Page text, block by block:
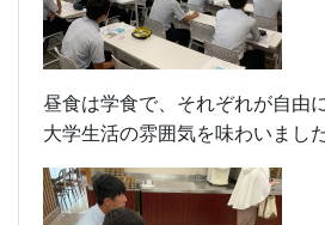
昼食は学食で、それぞれが自由
大学生活の雰囲気を味わいました